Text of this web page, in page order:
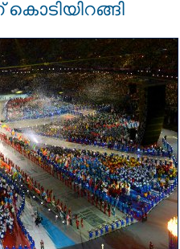
കൊടിയിറങ്ങി